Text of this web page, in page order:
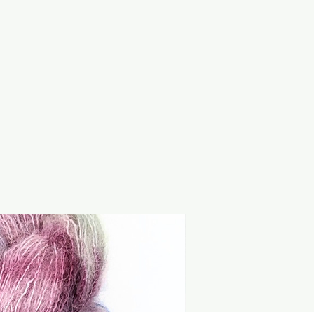
textilen Verarbeitung
sich insbesondere zum
und
von Babys und
Kinder sollten das
verwenden. Von
Wärmequellen
bei bekannten